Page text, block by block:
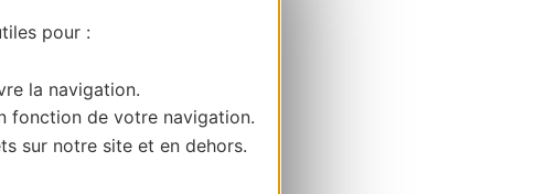
pour :
la navigation.
fonction de votre navigation.
sur notre site et en dehors.